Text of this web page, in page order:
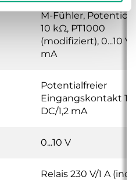
M-Fühler,
10 kΩ, PT1000
(modifiziert), 0...10 V,
mA
Potentialfreier
Eingangskontakt 12
DC/1,2 mA
0...10 V
Relais 230 V/1 A